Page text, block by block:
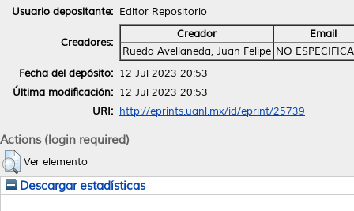
Usuario depositante: Editor Repositorio
Creadores:
Creador
Email
Rueda Avellaneda, Juan Felipe NO
Fecha del depósito: 12 Jul 2023 20:53
Última modificación: 12 Jul 2023 20:53
URI: http://eprints.uanl.mx/id/eprint/25739
Actions (login required)
Ver elemento
Descargar estadísticas